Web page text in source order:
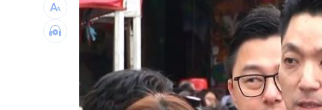
亨特認特權 哽咽談父拜登癌症轉移到骨頭 22:38
白海豚發威！宜蘭強風磁磚砸、樹倒 22:31
台灣彩券開獎直播中
LIVE三立+24小時直播 15:27